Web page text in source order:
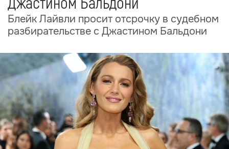
Блейк Лайвли просит отсрочку в судебном
разбирательстве с Джастином Бальдони